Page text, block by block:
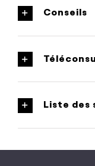
Conseils
Liste des